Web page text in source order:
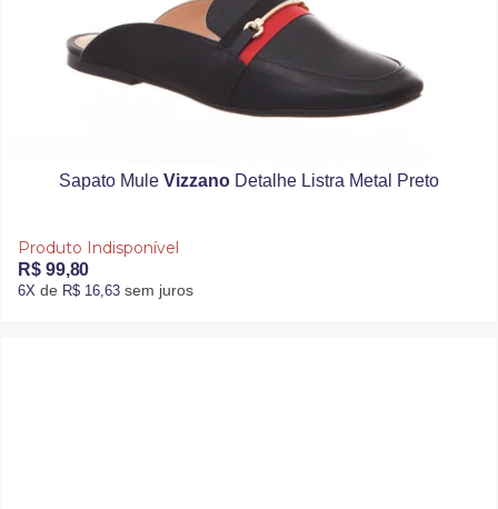
Sapato Mule VizzanoDetalhe Listra Metal Preto
Produto Indisponível
R$ 99,80
6X de R$ 16,63 sem juros